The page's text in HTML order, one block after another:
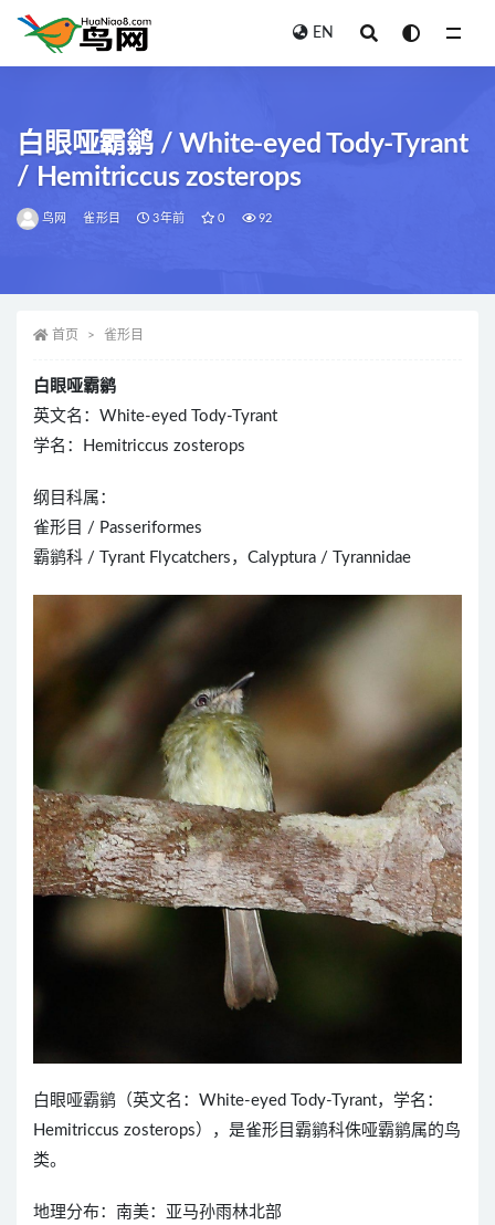
EN
白眼哑霸鹟 / White-eyed Tody-Tyrant
/ Hemitriccus zosterops
鸟网 雀形目 3年前 0 92
首页 雀形目
白眼哑霸鹟
英文名：White-eyed Tody-Tyrant
学名：Hemitriccus zosterops
纲目科属：
雀形目 / Passeriformes
霸鹟科 / Tyrant Flycatchers，Calyptura / Tyrannidae
白眼哑霸鹟（英文名：White-eyed Tody-Tyrant，学名：
Hemitriccus zosterops），是雀形目霸鹟科侏哑霸鹟属的鸟
类。
地理分布：南美：亚马孙雨林北部